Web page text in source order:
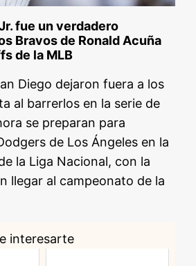
fue un verdadero
Bravos de Ronald Acuña
de la MLB
Diego dejaron fuera a los
al barrerlos en la serie de
se preparan para
de Los Ángeles en la
la Liga Nacional, con la
llegar al campeonato de la
interesarte